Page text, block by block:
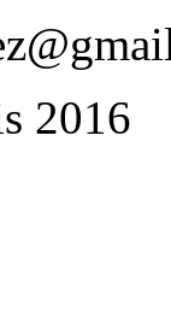
2016